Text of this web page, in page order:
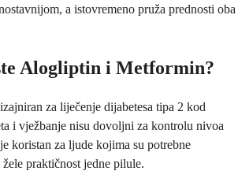
a istovremeno pruža prednosti oba
Alogliptin i Metformin?
za liječenje dijabetesa tipa 2 kod
i vježbanje nisu dovoljni za kontrolu nivoa
koristan za ljude kojima su potrebne
praktičnost jedne pilule.